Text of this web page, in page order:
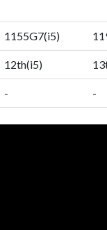
1155G7(i5)
12th(i5)
- -